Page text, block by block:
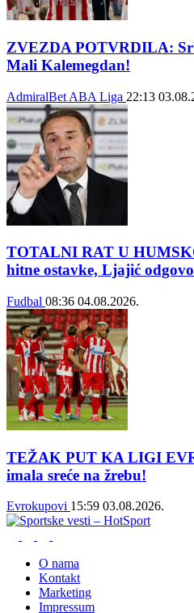
ZVEZDA POTVRDILA:
Mali Kalemegdan!
AdmiralBet ABA Liga 22:13
TOTALNI RAT U
hitne ostavke, Ljajić
Fudbal 08:36 04.08.2026.
TEŽAK PUT KA LIGI
imala sreće na žrebu!
Evrokupovi 15:59 03.08.2026.
O nama
Kontakt
Marketing
Impressum